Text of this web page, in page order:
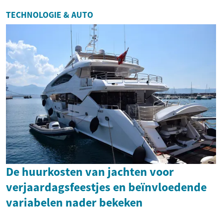
TECHNOLOGIE & AUTO
De huurkosten van jachten voor
verjaardagsfeestjes en beïnvloedende
variabelen nader bekeken